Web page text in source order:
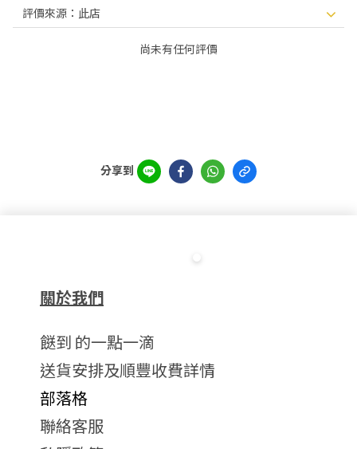
尚未有任何評價
分享到
關於我們
餸到 的一點一滴
送貨安排及順豐收費詳情
部落格
聯絡客服